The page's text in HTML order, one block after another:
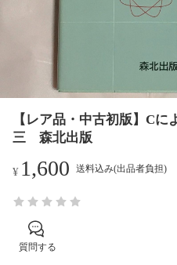
【レア品・中古初版】C
三 森北出版
¥ 1,600 送料込み(出品者負担)
質問する